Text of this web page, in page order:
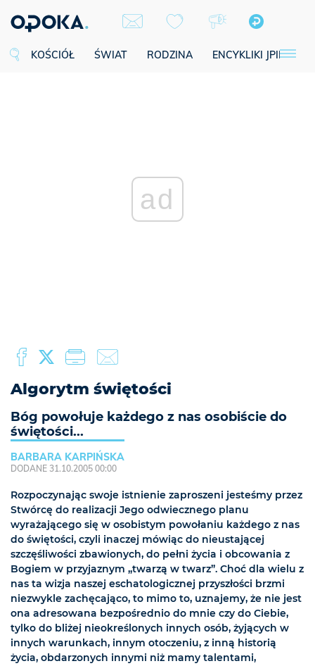
KOŚCIÓŁ ŚWIAT RODZINA ENCYKLIKI JPII
ad
Algorytm świętości
Bóg powołuje każdego z nas osobiście do
świętości...
BARBARA KARPIŃSKA
DODANE 31.10.2005 00:00
Rozpoczynając swoje istnienie zaproszeni jesteśmy przez
Stwórcę do realizacji Jego odwiecznego planu
wyrażającego się w osobistym powołaniu każdego z nas
do świętości, czyli inaczej mówiąc do nieustającej
szczęśliwości zbawionych, do pełni życia i obcowania z
Bogiem w przyjaznym „twarzą w twarz”. Choć dla wielu z
nas ta wizja naszej eschatologicznej przyszłości brzmi
niezwykle zachęcająco, to mimo to, uznajemy, że nie jest
ona adresowana bezpośrednio do mnie czy do Ciebie,
tylko do bliżej nieokreślonych innych osób, żyjących w
innych warunkach, innym otoczeniu, z inną historią
życia, obdarzonych innymi niż mamy talentami,